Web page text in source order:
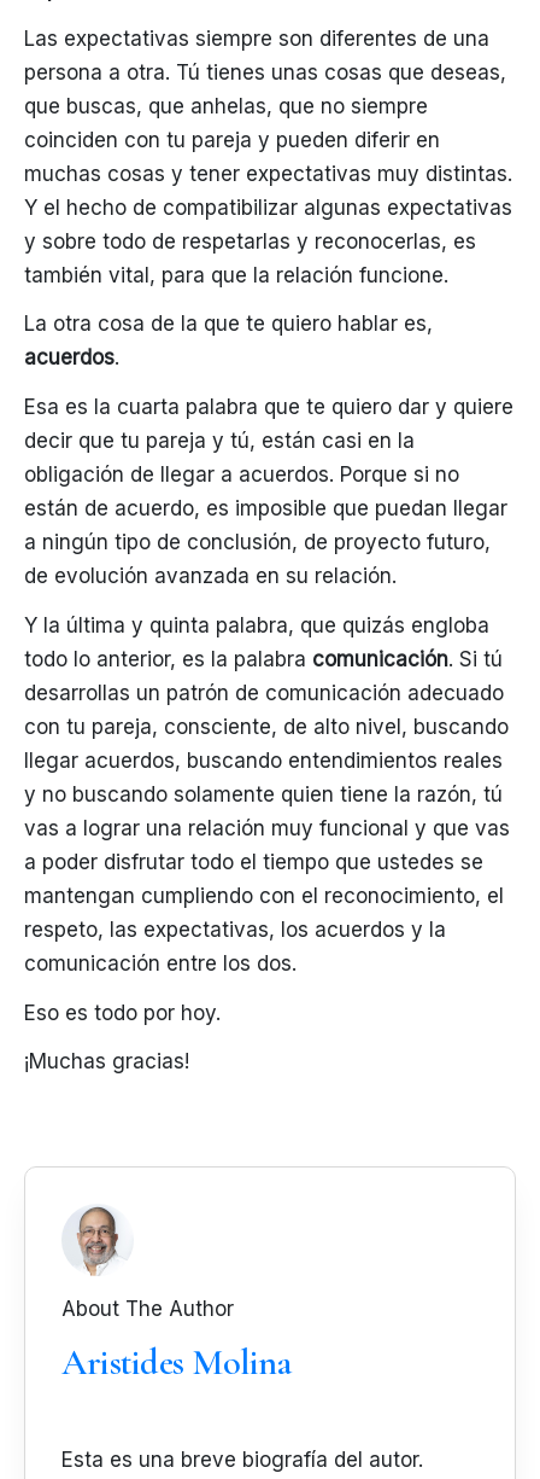
Las expectativas siempre son diferentes de una
persona a otra. Tú tienes unas cosas que deseas,
que buscas, que anhelas, que no siempre
coinciden con tu pareja y pueden diferir en
muchas cosas y tener expectativas muy distintas.
Y el hecho de compatibilizar algunas expectativas
y sobre todo de respetarlas y reconocerlas, es
también vital, para que la relación funcione.
La otra cosa de la que te quiero hablar es,
acuerdos.
Esa es la cuarta palabra que te quiero dar y quiere
decir que tu pareja y tú, están casi en la
obligación de llegar a acuerdos. Porque si no
están de acuerdo, es imposible que puedan llegar
a ningún tipo de conclusión, de proyecto futuro,
de evolución avanzada en su relación.
Y la última y quinta palabra, que quizás engloba
todo lo anterior, es la palabra comunicación. Si tú
desarrollas un patrón de comunicación adecuado
con tu pareja, consciente, de alto nivel, buscando
llegar acuerdos, buscando entendimientos reales
y no buscando solamente quien tiene la razón, tú
vas a lograr una relación muy funcional y que vas
a poder disfrutar todo el tiempo que ustedes se
mantengan cumpliendo con el reconocimiento, el
respeto, las expectativas, los acuerdos y la
comunicación entre los dos.
Eso es todo por hoy.
¡Muchas gracias!
About The Author
Aristides Molina
Esta es una breve biografía del autor.